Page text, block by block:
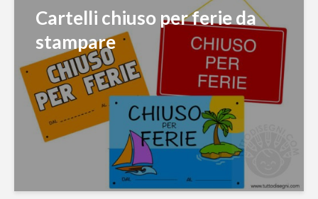
Cartelli chiuso per ferie da
stampare